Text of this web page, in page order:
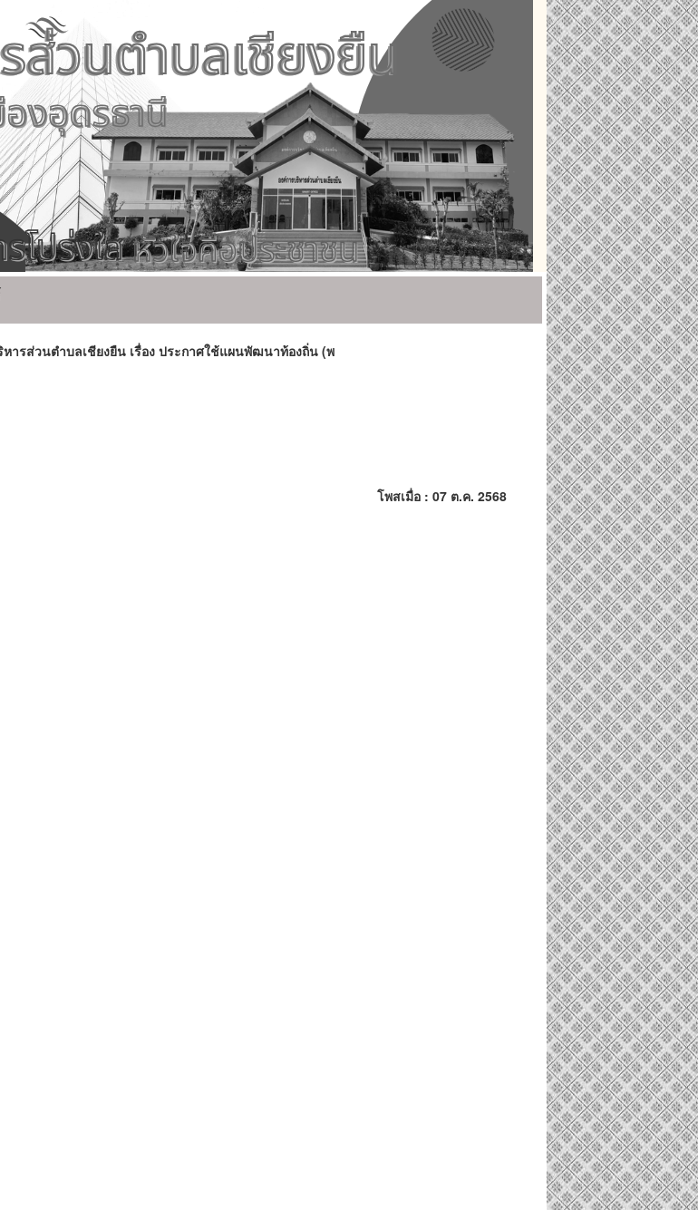
หารส่วนตำบลเชียงยืน เรื่อง ประกาศใช้แผนพัฒนาท้องถิ่น (พ
โพสเมื่อ : 07 ต.ค. 2568